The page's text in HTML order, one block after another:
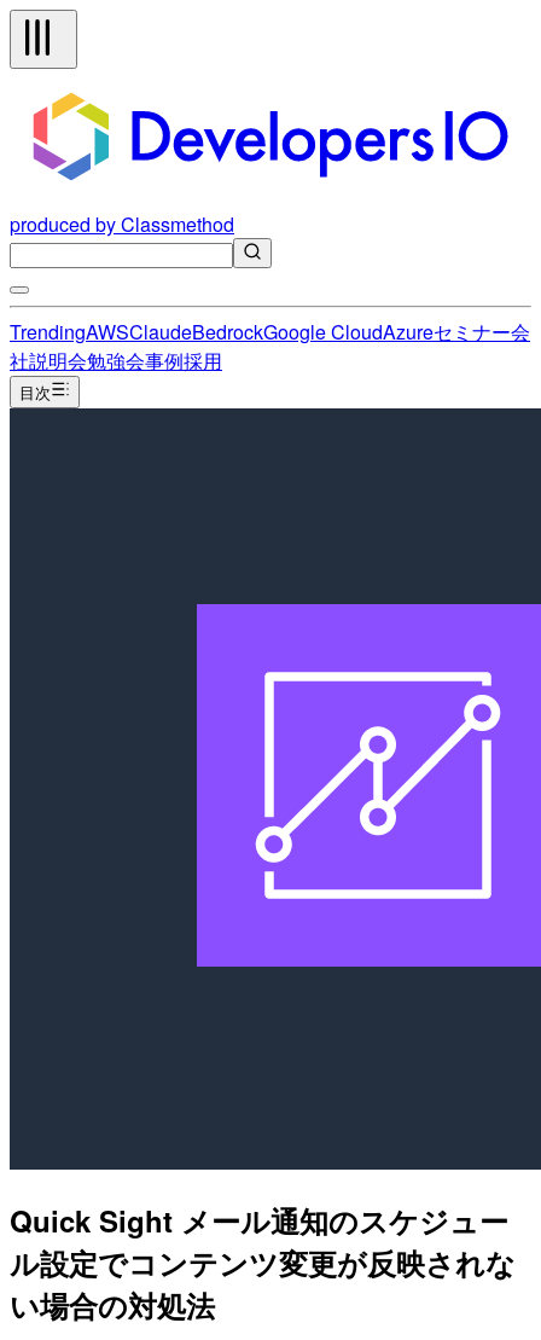
produced by Classmethod
TrendingAWSClaudeBedrockGoogle CloudAzureセミナー会
社説明会勉強会事例採用
目次
Quick Sight メール通知のスケジュー
ル設定でコンテンツ変更が反映されな
い場合の対処法